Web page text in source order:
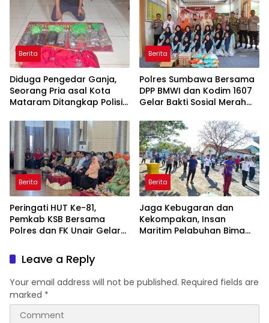
Berita
Diduga Pengedar Ganja,
Seorang Pria asal Kota
Mataram Ditangkap Polisi
Berita
Polres Sumbawa Bersama
DPP BMWI dan Kodim 1607
Gelar Bakti Sosial Merah
Hidayatullah
Berita
Peringati HUT Ke-81,
Pemkab KSB Bersama
Polres dan FK Unair Gelar
Hari Pertama Kehidupan”
Berita
Jaga Kebugaran dan
Kekompakan, Insan
Maritim Pelabuhan Bima
Leave a Reply
Your email address will not be published. Required fields are
marked *